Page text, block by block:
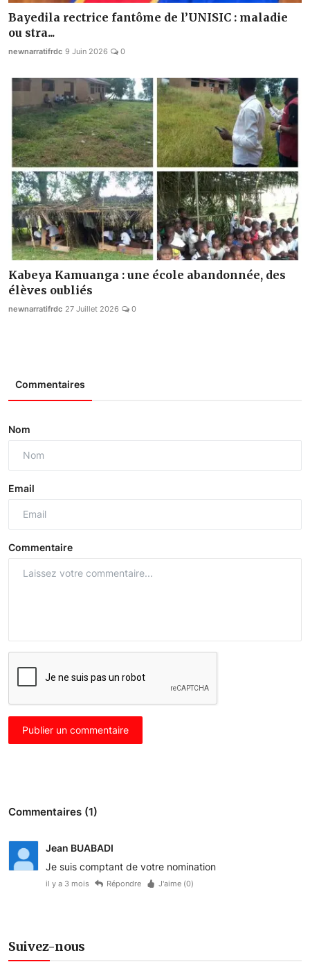
Bayedila rectrice fantôme de l’UNISIC : maladie
ou stra...
newnarratifrdc 9 Juin 2026 0
Kabeya Kamuanga : une école abandonnée, des
élèves oubliés
newnarratifrdc 27 Juillet 2026 0
Commentaires
Nom
Email
Commentaire
Publier un commentaire
Commentaires (1)
Jean BUABADI
Je suis comptant de votre nomination
il y a 3 mois Répondre J'aime (0)
Suivez-nous